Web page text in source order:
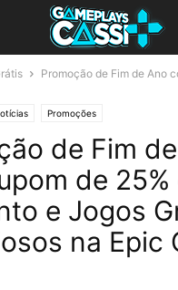
Promoção de Fim de Ano
Promoções
de Fim
de 25%
e Jogos
na Epic